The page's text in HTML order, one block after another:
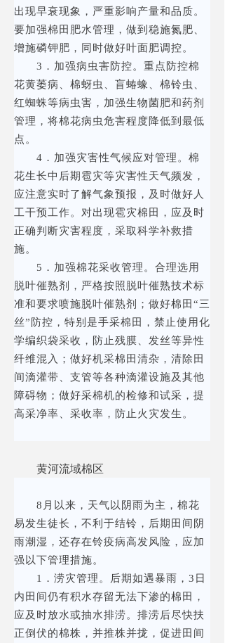
出现早衰现象，严重影响产量和品质。
要加强棉田肥水管理，做到稳施氮肥、
增施磷钾肥，同时做好叶面肥调控。
3．加强病虫害防控。重点防控棉
花黄萎病、棉蚜虫、盲蝽蟓、棉铃虫、
红蜘蛛等病虫害，加强生物菌肥和药剂
管理，将棉花病虫危害程度降低到最低
点。
4．加强灾害性气候应对管理。棉
花生长中后期雹灾等灾害性天气频发，
应注意实时了解气象预报，及时做好人
工干预工作。对出现雹灾棉田，应及时
正确判断灾害程度，采取科学补救措
施。
5．加强棉花采收管理。合理选用
脱叶催熟剂，严格按照脱叶催熟技术标
准和要求喷施脱叶催熟剂；做好棉田“三
丝”防控，特别是手采棉田，禁止使用化
学编织袋采收，防止残膜、发丝等异性
纤维混入；做好机采棉田清杂，清除田
间滴灌带、支管等各种滴灌设施及其他
障碍物；做好采棉机的检修和试采，提
高采净率、采收率，防止火灾发生。
黄河流域棉区
8月以来，天气以阴雨为主，棉花
易发生徒长，不利于结铃，后期田间阴
雨潮湿，还存在铃疫病高发风险，应加
强以下管理措施。
1．涝灾管理。后期如遇暴雨，3日
内田间仍有积水存留无法下渗的棉田，
应及时放水或抽水排涝。排涝后尽快扶
正倒伏的棉株，并推株并拢，促进田间